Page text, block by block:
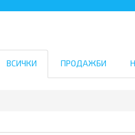
ВСИЧКИ ПРОДАЖБИ